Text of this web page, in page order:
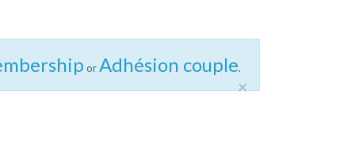
orAdhésion couple.
×